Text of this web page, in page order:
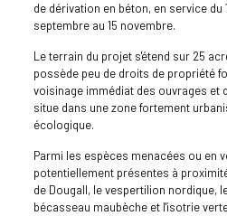
de dérivation en béton, en service du
septembre au 15 novembre.
Le terrain du projet s'étend sur 25
possède peu de droits de propriété
voisinage immédiat des ouvrages et
situe dans une zone fortement
écologique.
Parmi les espèces menacées ou en
potentiellement présentes à
de Dougall, le vespertilion nordique,
bécasseau maubèche et l'isotrie